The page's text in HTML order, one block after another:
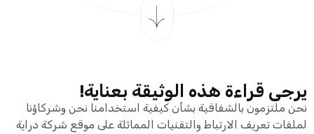
يرجى قراءة هذه الوثيقة بعناية!
نحن ملتزمون بالشفافية بشأن كيفية استخدامنا نحن وشركاؤنا
لملفات تعريف الارتباط والتقنيات المماثلة على موقع شركة دراية